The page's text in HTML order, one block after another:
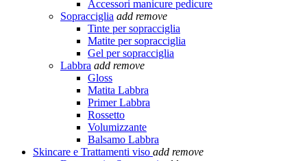
Accessori manicure pedicure
Sopracciglia add remove
Tinte per sopracciglia
Matite per sopracciglia
Gel per sopracciglia
Labbra add remove
Gloss
Matita Labbra
Primer Labbra
Rossetto
Volumizzante
Balsamo Labbra
Skincare e Trattamenti viso add remove